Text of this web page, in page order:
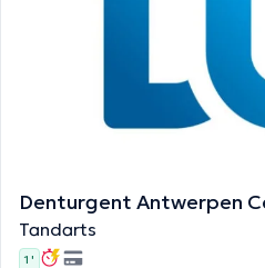
Denturgent Antwerpen
Tandarts
1 '